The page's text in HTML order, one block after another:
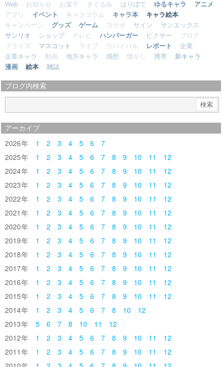
Web
お知らせ お菓子 きぐるみ はりぼて ゆるキャラ
アニメ
アプリ
イベント キャラコラム キャラ本
キャラ絵本
キャンペーン
グッズ ゲーム コラボ サイン
サンエックス
サンリオ
ショップ テレビ ハンバーガー ピクサー
ブログ
プライズ
マスコット ライブ リバイバル レポート
企業
企業キャラ
動画 地方キャラ 感想 懐かし 携帯
新キャラ
漫画
絵本 雑誌
ブログ内検索
アーカイブ
2026 1 2 3 4 5 6
7
2025
1 2 3 4 5 6 7 8 9 10 11
12
2024
1 2 3 4 5 6 7 8 9 10 11
12
2023
1 2 3 4 5 6 7 8 9 10 11
12
2022
1 2 3 4 5 6 7 8 9 10 11
12
2021
1 2 3 4 5 6 7 8 9 10 11
12
2020
1 2 3 4 5 6 7 8 9 10 11
12
2019
1 2 3 4 5 6 7 8 9 10 11
12
2018
1 2 3 4 5 6 7 8 9 10 11
12
2017
1 2 3 4 5 6 7 8 9 10 11
12
2016
1 2 3 4 5 6 7 8 9 10 11
12
2015
1 2 3 4 5 6 7 8 9 10 11
12
2014
1 2 3 4 5 6 7 8 10
12
2013
5 6 7 8 10 11
12
2012
1 2 3 4 5 6 7 8 9 10 11
12
2011
1 2 3 4 5 6 7 8 9 10 11
12